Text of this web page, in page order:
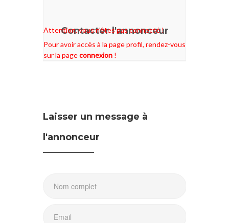
Contacter l'annonceur
Attention, vous n'êtes pas connecté !
Pour avoir accès à la page profil, rendez-vous
sur la pageconnexion !
Laisser un message à
l'annonceur